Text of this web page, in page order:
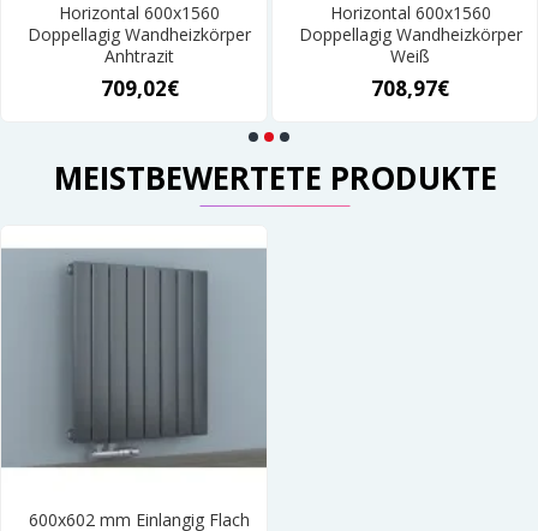
Horizontal 600x1560
Doppellagig Wandheizkörper
Anhtrazit
709,02€
Horizontal 600x1560
Doppellagig Wandheizkörper
Weiß
708,97€
MEISTBEWERTETE PRODUKTE
600x602 mm Einlangig Flach